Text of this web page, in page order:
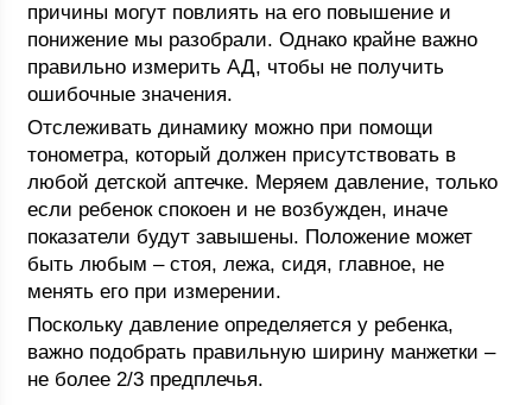
причины могут повлиять на его повышение и
понижение мы разобрали. Однако крайне важно
правильно измерить АД, чтобы не получить
ошибочные значения.
Отслеживать динамику можно при помощи
тонометра, который должен присутствовать в
любой детской аптечке. Меряем давление, только
если ребенок спокоен и не возбужден, иначе
показатели будут завышены. Положение может
быть любым – стоя, лежа, сидя, главное, не
менять его при измерении.
Поскольку давление определяется у ребенка,
важно подобрать правильную ширину манжетки –
не более 2/3 предплечья.